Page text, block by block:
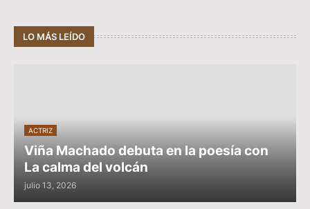
LO MÁS LEÍDO
ACTRIZ
Viña Machado debuta en la poesía con
La calma del volcán
julio 13, 2026